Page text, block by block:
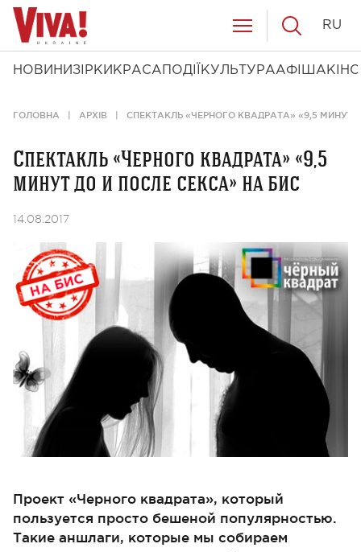
НОВИНИ ЗІРКИ КРАСА ПОДІЇ КУЛЬТУРААФІША КІНО
RU
ГОЛОВНА АРХІВ СПЕКТАКЛЬ «ЧЕРНОГО КВАДРАТА» «9,5 МИНУТ
Спектакль «Черного квадрата» «9,5
минут до и после секса» на бис
14.08.2017
Проект «Черного квадрата», который
пользуется просто бешеной популярностью.
Такие аншлаги, которые мы собираем